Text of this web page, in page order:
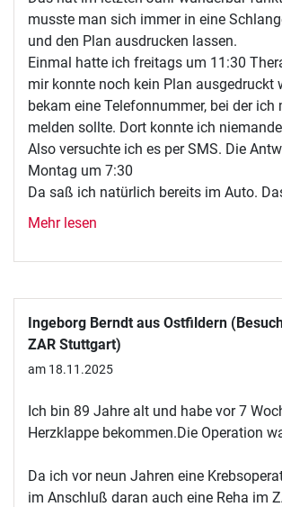
musste man sich immer in eine
und den Plan ausdrucken lassen.
Einmal hatte ich freitags um 11:30
mir konnte noch kein Plan ausgedruckt
bekam eine Telefonnummer, bei der ich
melden sollte. Dort konnte ich
Also versuchte ich es per SMS. Die
Montag um 7:30
Da saß ich natürlich bereits im Auto.
Mehr lesen
Ingeborg Berndt aus Ostfildern
ZAR Stuttgart)
am 18.11.2025
Ich bin 89 Jahre alt und habe vor 7
Herzklappe bekommen.Die Operation
Da ich vor neun Jahren eine
im Anschluß daran auch eine Reha im